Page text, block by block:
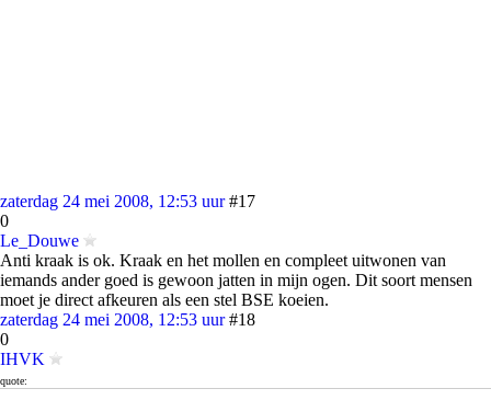
zaterdag 24 mei 2008, 12:53 uur #17
0
Le_Douwe
Anti kraak is ok. Kraak en het mollen en compleet uitwonen van
iemands ander goed is gewoon jatten in mijn ogen. Dit soort mensen
moet je direct afkeuren als een stel BSE koeien.
zaterdag 24 mei 2008, 12:53 uur #18
0
IHVK
quote: